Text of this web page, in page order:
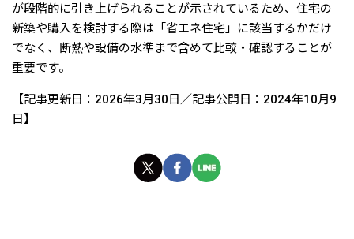
が段階的に引き上げられることが示されているため、住宅の
新築や購入を検討する際は「省エネ住宅」に該当するかだけ
でなく、断熱や設備の水準まで含めて比較・確認することが
重要です。
【記事更新日：2026年3月30日／記事公開日：2024年10月9
日】